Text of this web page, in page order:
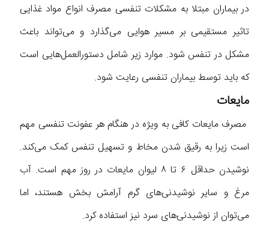
در بیماران مبتلا به مشکلات تنفسی مصرف انواع مواد غذایی
تاثیر مستقیمی بر مسیر هوایی می‌گذارد و می‌تواند باعث
مشکل در تنفس شود. موارد زیر شامل دستورالعمل‌هایی است
که باید توسط بیماران تنفسی رعایت شود.
مایعات
مصرف مایعات کافی به ویژه در هنگام هر عفونت تنفسی مهم
است زیرا به رقیق شدن مخاط و تسهیل تنفس کمک می‌کند.
نوشیدن حداقل ۶ تا ۸ لیوان مایعات در روز مهم است. آب
مرغ و سایر نوشیدنی‌های گرم آرامش بخش هستند، اما
می‌توان از نوشیدنی‌های سرد نیز استفاده کرد.